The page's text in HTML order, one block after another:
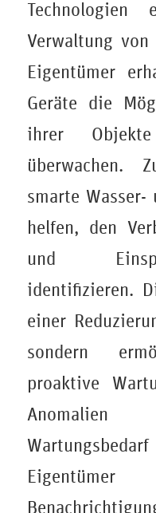
Verwaltung
Eigentümer
Geräte die
ihrer
überwachen.
smarte
helfen, den
und
identifizieren.
einer
sondern
proaktive